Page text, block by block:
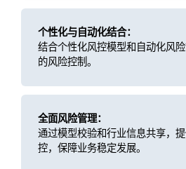
个性化与自动化结合：
结合个性化风控模型和自动化风
的风险控制。
全面风险管理：
通过模型校验和行业信息共享，
控，保障业务稳定发展。